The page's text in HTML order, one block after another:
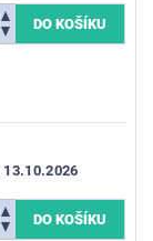
13.10.2026